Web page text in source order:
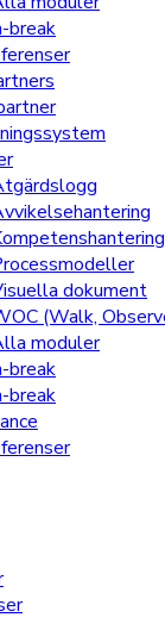
break
dokument
(Walk,
moduler
break
break